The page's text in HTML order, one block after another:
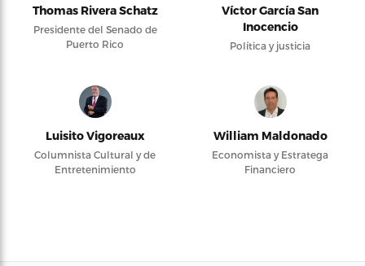
Thomas Rivera Schatz
Presidente del Senado de
Puerto Rico
Víctor García San
Inocencio
Política y justicia
Luisito Vigoreaux
Columnista Cultural y de
Entretenimiento
William Maldonado
Economista y Estratega
Financiero